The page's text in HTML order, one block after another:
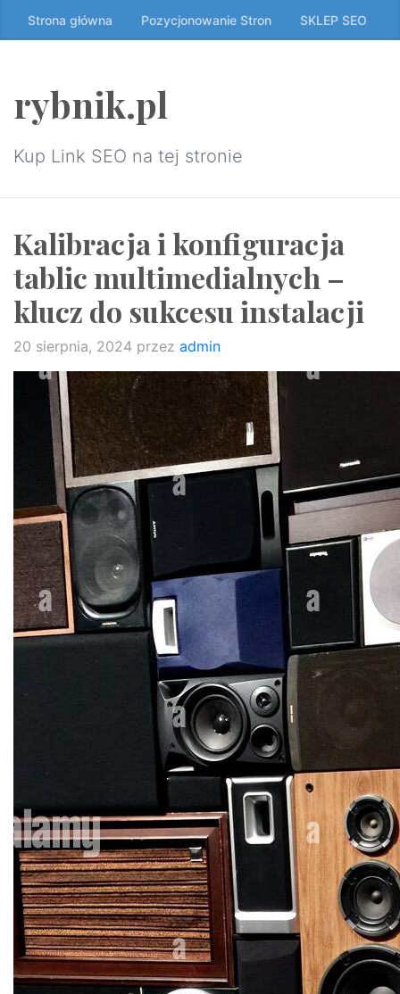
Przeskocz
do
Strona główna Pozycjonowanie Stron SKLEP SEO
rybnik.pl
Kup Link SEO na tej stronie
Kalibracja i konfiguracja
tablic multimedialnych –
klucz do sukcesu instalacji
20 sierpnia, 2024 przez admin